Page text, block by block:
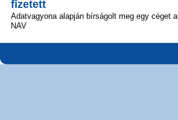
fizetett
Adatvagyona alapján bírságolt meg egy céget a
NAV